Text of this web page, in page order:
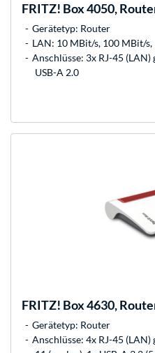
FRITZ! Box 4050,
Gerätetyp: Router
LAN: 10 MBit/s, 100 MBit/
Anschlüsse: 3x RJ-45 (LAN)
USB-A 2.0
FRITZ! Box 4630,
Gerätetyp: Router
Anschlüsse: 4x RJ-45 (LAN)